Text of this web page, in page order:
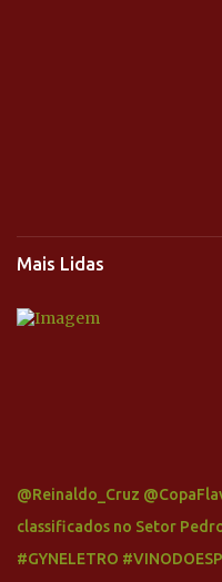
Mais Lidas
@Reinaldo_Cruz
classificados no Setor
#GYNELETRO